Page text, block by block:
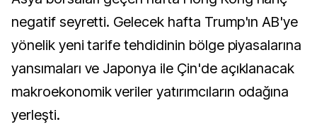
negatif seyretti. Gelecek hafta Trump'ın AB'ye
yönelik yeni tarife tehdidinin bölge piyasalarına
yansımaları ve Japonya ile Çin'de açıklanacak
makroekonomik veriler yatırımcıların odağına
yerleşti.